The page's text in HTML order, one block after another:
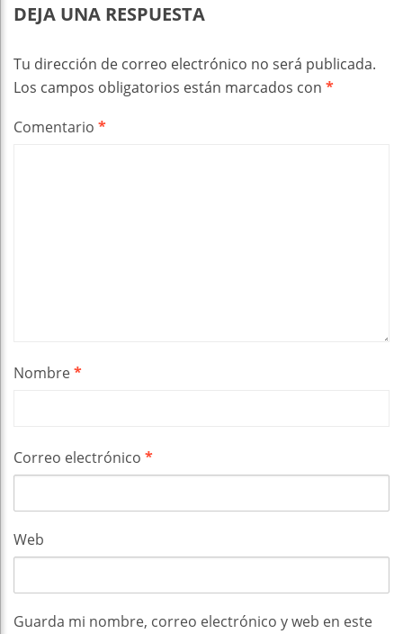
DEJA UNA RESPUESTA
Tu dirección de correo electrónico no será publicada.
Los campos obligatorios están marcados con *
Comentario *
Nombre*
Correo electrónico *
Web
Guarda mi nombre, correo electrónico y web en este